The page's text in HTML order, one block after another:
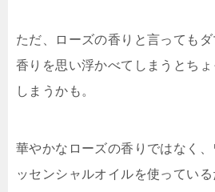
ただ、ローズの香りと言っても
香りを思い浮かべてしまうとち
しまうかも。
華やかなローズの香りではなく
ッセンシャルオイルを使ってい